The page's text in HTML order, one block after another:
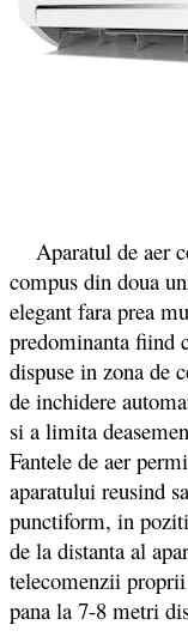
Aparatul de aer
compus din doua
elegant fara prea
predominanta fiind
dispuse in zona de
de inchidere
si a limita
Fantele de aer
aparatului reusind
punctiform, in
de la distanta al
telecomenzii proprii
pana la 7-8 metri